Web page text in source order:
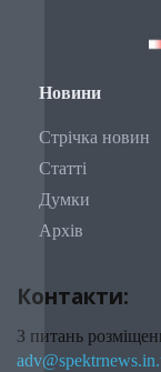
Новини
Стрічка новин
Статті
Думки
Архів
Контакти:
З питань